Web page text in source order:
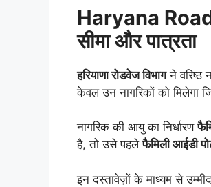
Haryana
सीमा और पात्रता
हरियाणा रोडवेज विभागने वरिष्ठ
केवल उन नागरिकों को मिलेगा
नागरिक की आयु का निर्धारण
है, तो उसे पहलेफैमिली आईडी
इन दस्तावेज़ों के माध्यम से